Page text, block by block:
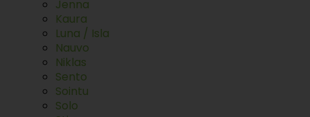
Jenna
Kaura
Luna / Isla
Nauvo
Niklas
Sento
Sointu
Solo